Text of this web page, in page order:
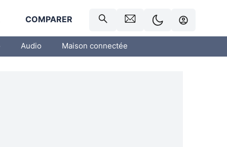
COMPARER
Audio Maison connectée